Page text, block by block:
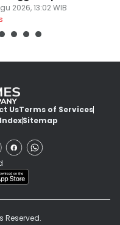
2026, 13:02 WIB
UsTerms of Services
IndexSitemap
Reserved.